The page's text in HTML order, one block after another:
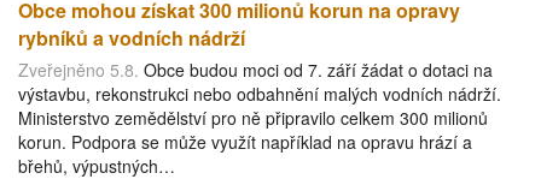
Obce mohou získat 300 milionů korun na opravy
rybníků a vodních nádrží
Zveřejněno 5.8. Obce budou moci od 7. září žádat o dotaci na
výstavbu, rekonstrukci nebo odbahnění malých vodních nádrží.
Ministerstvo zemědělství pro ně připravilo celkem 300 milionů
korun. Podpora se může využít například na opravu hrází a
břehů, výpustných…